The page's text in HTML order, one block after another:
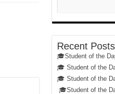
Recent Posts
🎓Student of the
🎓 Student of the
🎓 Student of the
🎓Student of the